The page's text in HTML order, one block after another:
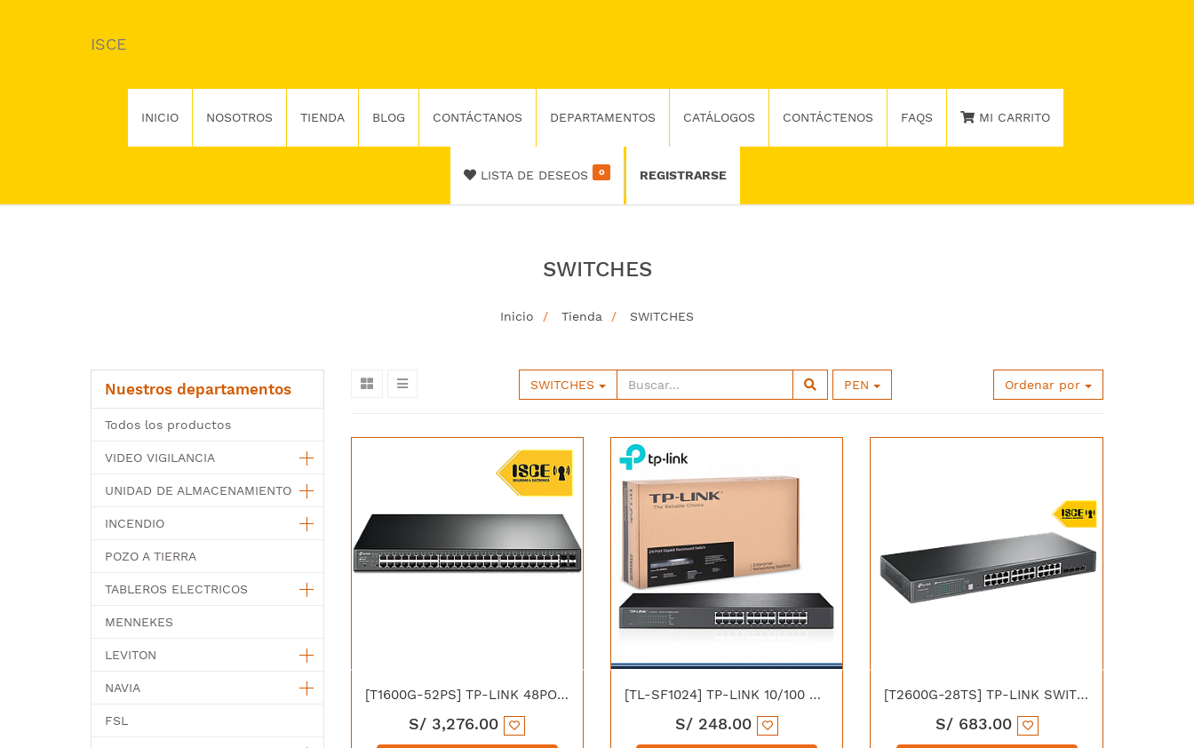
ISCE
INICIO NOSOTROS TIENDA BLOG CONTÁCTANOS DEPARTAMENTOS CATÁLOGOS CONTÁCTENOS FAQS MI CARRITO
LISTA DE DESEOS 0 REGISTRARSE
SWITCHES
Inicio Tienda SWITCHES
Nuestros departamentos
Todos los productos
VIDEO VIGILANCIA
UNIDAD DE ALMACENAMIENTO
INCENDIO
POZO A TIERRA
TABLEROS ELECTRICOS
MENNEKES
LEVITON
NAVIA
FSL
SWITCHES PEN Ordenar por
[T1600G-52PS] TP-LINK 48PORT GIGABIT SMART POE + 4 SFP
S/ 3,276.00
[TL-SF1024] TP-LINK 10/100 SWITCH 24P METAL RACK 19"
S/ 248.00
[T2600G-28TS] TP-LINK SWITCH ADMIN L2 24P GIGABIT JETSTREAM + 4 SFP
S/ 683.00